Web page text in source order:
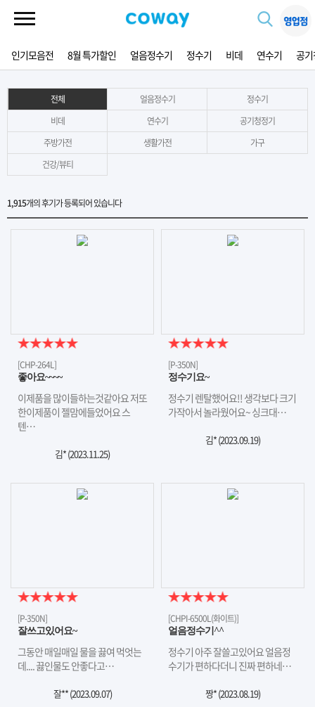
인기모음전 8월 특가할인 얼음정수기 정수기 비데 연수기 공
전체 얼음정수기
정수기
비데
연수기
공기청정기
주방가전
생활가전
가구
건강/뷰티
1,915개의 후기가 등록되어 있습니다
[CHP-264L]
좋아요~~~~
이제품을 많이들하는것같아요 저또
한이제품이 젤맘에들었어요 스
텐…
김* (2023.11.25)
[P-350N]
정수기요~
정수기 렌탈했어요!! 생각보다 크기
가작아서 놀라웠어요~ 싱크대…
김* (2023.09.19)
[P-350N]
잘쓰고있어요~
그동안 매일매일 물을 끓여 먹엇는
데.... 끓인물도 안좋다고…
잘** (2023.09.07)
[CHPI-6500L(화이트)]
얼음정수기^^
정수기 아주 잘쓸고있어요 얼음정
수기가 편하다더니 진짜 편하네…
짱* (2023.08.19)